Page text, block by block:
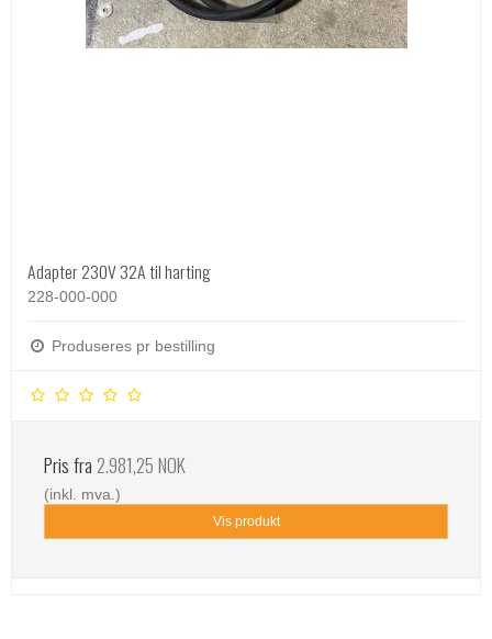
Adapter 230V 32A til harting
228-000-000
Produseres pr bestilling
Pris fra2.981,25 NOK
(inkl. mva.)
Vis produkt